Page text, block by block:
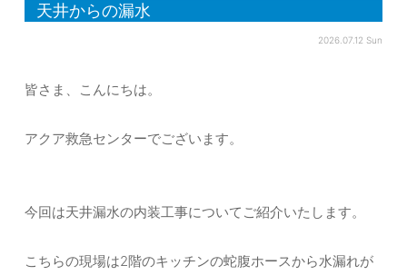
天井からの漏水
2026.07.12 Sun
皆さま、こんにちは。
アクア救急センターでございます。
今回は天井漏水の内装工事についてご紹介いたします。
こちらの現場は2階のキッチンの蛇腹ホースから水漏れが